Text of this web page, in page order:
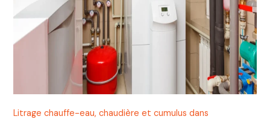
Litrage chauffe-eau, chaudière et cumulus dans